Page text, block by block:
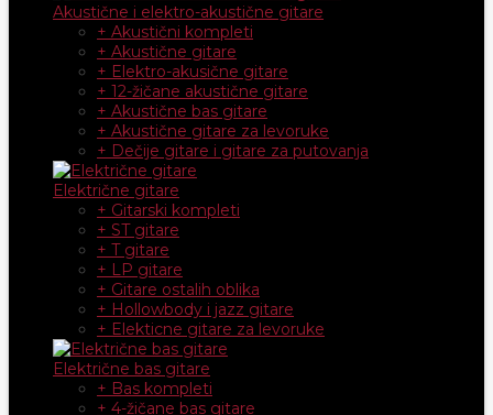
Akustične i elektro-akustične gitare
+ Akustični kompleti
+ Akustične gitare
+ Elektro-akusične gitare
+ 12-žičane akustične gitare
+ Akustične bas gitare
+ Akustične gitare za levoruke
+ Dečije gitare i gitare za putovanja
Električne gitare
+ Gitarski kompleti
+ ST gitare
+ T gitare
+ LP gitare
+ Gitare ostalih oblika
+ Hollowbody i jazz gitare
+ Elekticne gitare za levoruke
Električne bas gitare
+ Bas kompleti
+ 4-žičane bas gitare